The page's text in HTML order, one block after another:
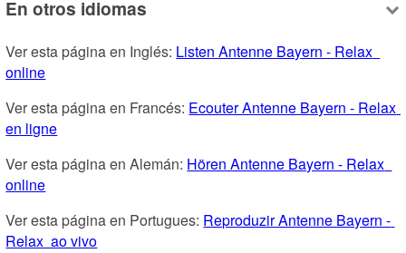
En otros idiomas
Ver esta página en Inglés: Listen Antenne Bayern - Relax
online
Ver esta página en Francés: Ecouter Antenne Bayern - Relax
en ligne
Ver esta página en Alemán: Hören Antenne Bayern - Relax
online
Ver esta página en Portugues: Reproduzir Antenne Bayern -
Relax  ao vivo